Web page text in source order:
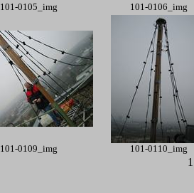
101-0105_img 101-0106_img
101-0109_img 101-0110_img